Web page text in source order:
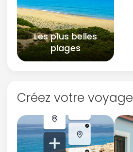
Les plus belles
plages
Créez votre voyage